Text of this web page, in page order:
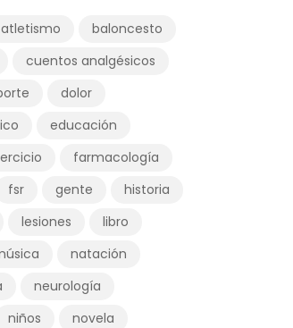
atletismo
baloncesto
cuentos analgésicos
dolor
educación
farmacología
fsr gente
historia
lesiones
libro
natación
neurología
niños
novela